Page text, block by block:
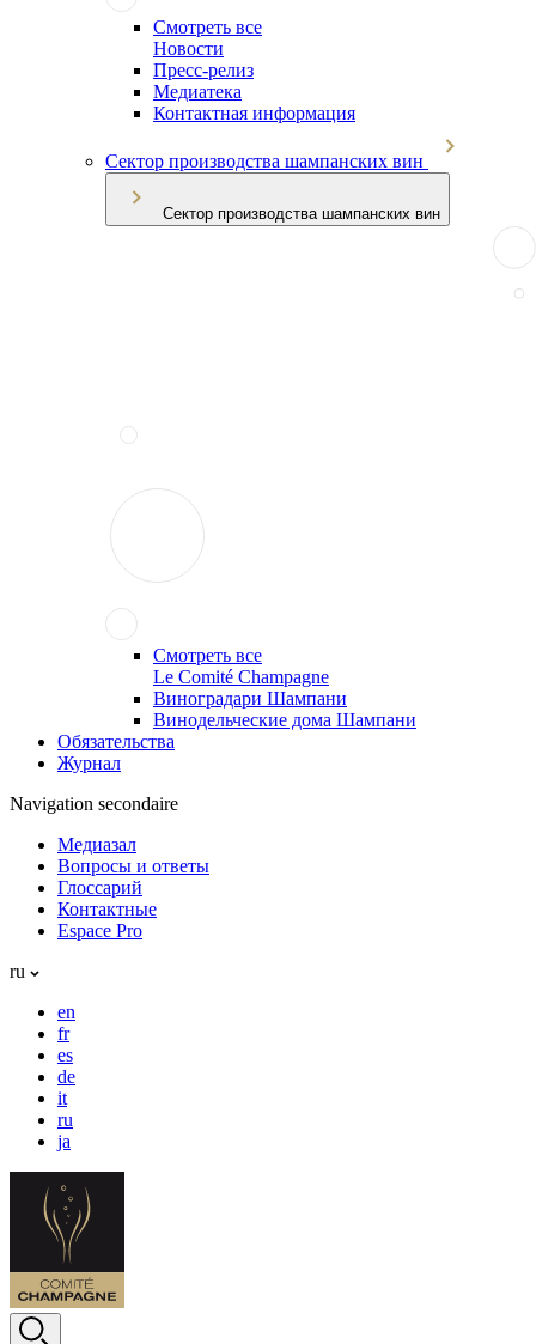
Смотреть все
Новости
Пресс-релиз
Медиатека
Контактная информация
Сектор производства шампанских вин
Сектор производства шампанских вин
Смотреть все
Le Comité Champagne
Виноградари Шампани
Винодельческие дома Шампани
Обязательства
Журнал
Navigation secondaire
Медиазал
Вопросы и ответы
Глоссарий
Контактные
Espace Pro
ru
en
fr
es
de
it
ru
ja